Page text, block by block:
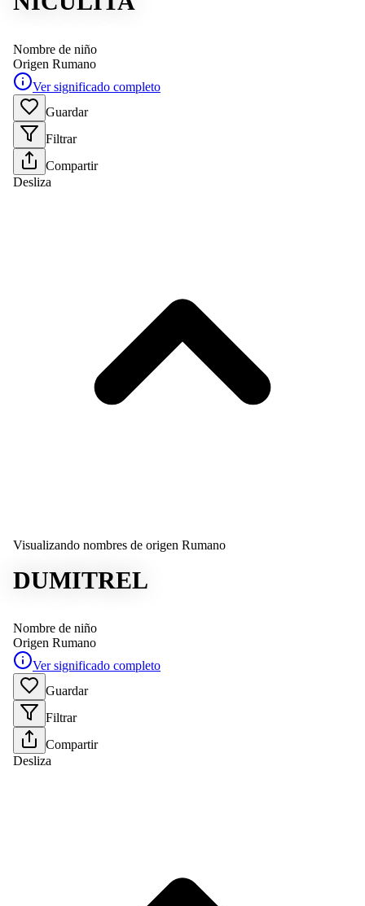
Nombre de niño
Origen Rumano
Ver significado completo
Guardar
Filtrar
Compartir
Desliza
Visualizando nombres de origen Rumano
DUMITREL
Nombre de niño
Origen Rumano
Ver significado completo
Guardar
Filtrar
Compartir
Desliza